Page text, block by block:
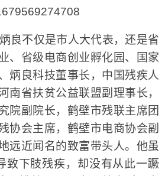
不仅是市人大代表，还是省
、省级电商创业孵化园、国家
炳良科技董事长，中国残疾人
南省扶贫公益联盟副理事长，
院副院长，鹤壁市残联主席团
协会主席，鹤壁市电商协会副
远近闻名的致富带头人。他虽
致下肢残疾，却没有从此一蹶